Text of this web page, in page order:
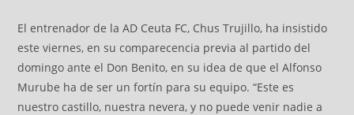
El entrenador de la AD Ceuta FC, Chus Trujillo, ha insistido
este viernes, en su comparecencia previa al partido del
domingo ante el Don Benito, en su idea de que el Alfonso
Murube ha de ser un fortín para su equipo. “Este es
nuestro castillo, nuestra nevera, y no puede venir nadie a